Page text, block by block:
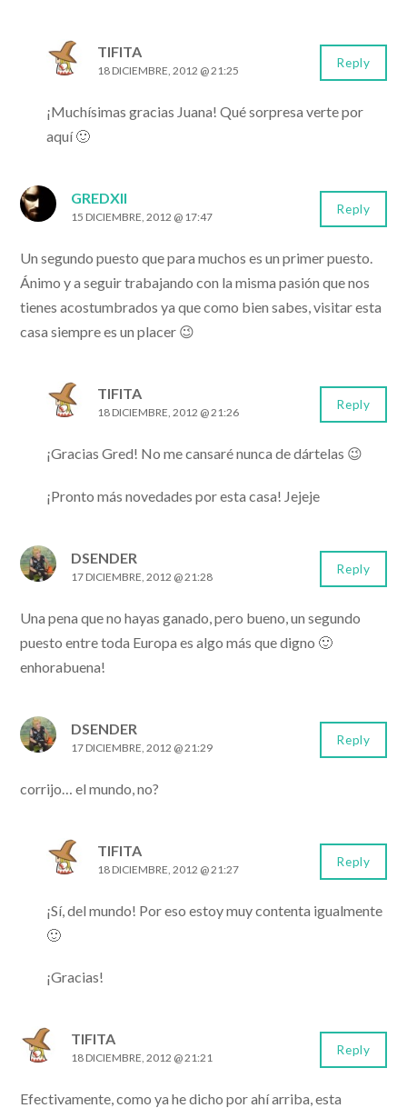
TIFITA
18 DICIEMBRE, 2012 @ 21:25
¡Muchísimas gracias Juana! Qué sorpresa verte por
aquí 🙂
Reply
GREDXII
15 DICIEMBRE, 2012 @ 17:47
Un segundo puesto que para muchos es un primer puesto.
Ánimo y a seguir trabajando con la misma pasión que nos
tienes acostumbrados ya que como bien sabes, visitar esta
casa siempre es un placer 😉
Reply
TIFITA
18 DICIEMBRE, 2012 @ 21:26
¡Gracias Gred! No me cansaré nunca de dártelas 😉
¡Pronto más novedades por esta casa! Jejeje
Reply
DSENDER
17 DICIEMBRE, 2012 @ 21:28
Una pena que no hayas ganado, pero bueno, un segundo
puesto entre toda Europa es algo más que digno 🙂
enhorabuena!
Reply
DSENDER
17 DICIEMBRE, 2012 @ 21:29
corrijo… el mundo, no?
Reply
TIFITA
18 DICIEMBRE, 2012 @ 21:27
¡Sí, del mundo! Por eso estoy muy contenta igualmente
🙂
¡Gracias!
Reply
TIFITA
18 DICIEMBRE, 2012 @ 21:21
Efectivamente, como ya he dicho por ahí arriba, esta
Reply